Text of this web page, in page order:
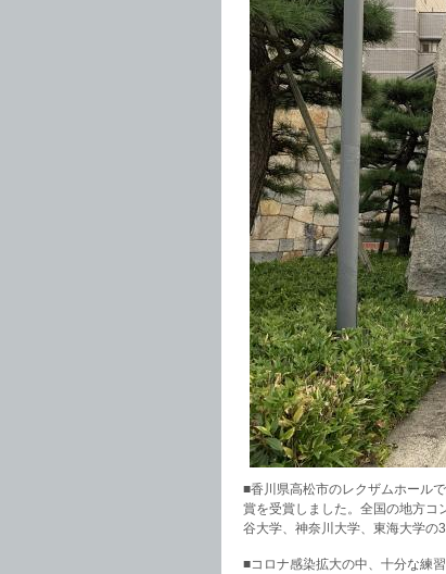
■香川県高松市のレクザムホール
賞を受賞しました。全国の地方コ
谷大学、神奈川大学、東海大学の
■コロナ感染拡大の中、十分な練